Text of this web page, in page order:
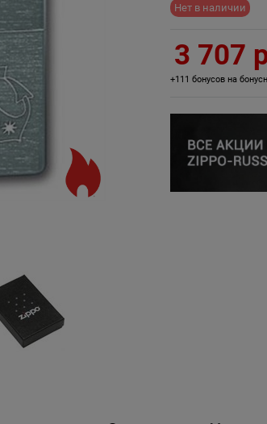
Нет в наличии
3 707
+111 бонусов на